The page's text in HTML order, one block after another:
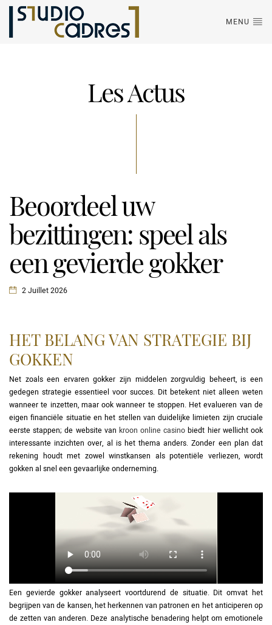
MENU
Les Actus
Beoordeel uw
bezittingen: speel als
een gevierde gokker
2 Juillet 2026
HET BELANG VAN STRATEGIE BIJ
GOKKEN
Net zoals een ervaren gokker zijn middelen zorgvuldig beheert, is een
gedegen strategie essentieel voor succes. Dit betekent niet alleen weten
wanneer te inzetten, maar ook wanneer te stoppen. Het evalueren van de
eigen financiële situatie en het stellen van duidelijke limieten zijn cruciale
eerste stappen; de website van kroon online casino biedt hier wellicht ook
interessante inzichten over, al is het thema anders. Zonder een plan dat
rekening houdt met zowel winstkansen als potentiële verliezen, wordt
gokken al snel een gevaarlijke onderneming.
Een gevierde gokker analyseert voortdurend de situatie. Dit omvat het
begrijpen van de kansen, het herkennen van patronen en het anticiperen op
de zetten van anderen. Deze analytische benadering helpt om emotionele